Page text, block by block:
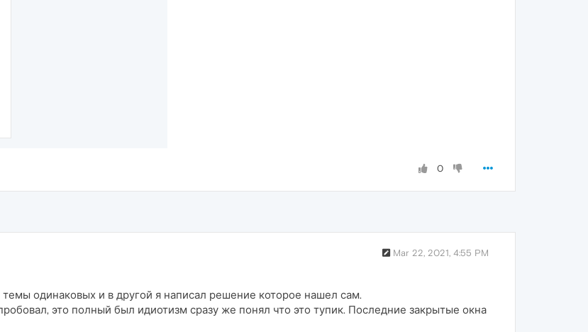
0
Mar 22, 2021, 4:55 PM
темы одинаковых и в другой я написал решение которое нашел сам.
это полный был идиотизм сразу же понял что это тупик. Последние закрытые окна